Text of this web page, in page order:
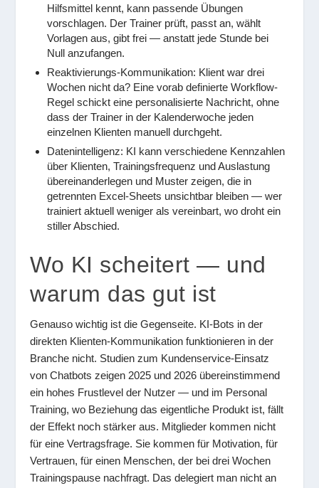
Hilfsmittel kennt, kann passende Übungen
vorschlagen. Der Trainer prüft, passt an, wählt
Vorlagen aus, gibt frei — anstatt jede Stunde bei
Null anzufangen.
Reaktivierungs-Kommunikation: Klient war drei
Wochen nicht da? Eine vorab definierte Workflow-
Regel schickt eine personalisierte Nachricht, ohne
dass der Trainer in der Kalenderwoche jeden
einzelnen Klienten manuell durchgeht.
Datenintelligenz: KI kann verschiedene Kennzahlen
über Klienten, Trainingsfrequenz und Auslastung
übereinanderlegen und Muster zeigen, die in
getrennten Excel-Sheets unsichtbar bleiben — wer
trainiert aktuell weniger als vereinbart, wo droht ein
stiller Abschied.
Wo KI scheitert — und
warum das gut ist
Genauso wichtig ist die Gegenseite. KI-Bots in der
direkten Klienten-Kommunikation funktionieren in der
Branche nicht. Studien zum Kundenservice-Einsatz
von Chatbots zeigen 2025 und 2026 übereinstimmend
ein hohes Frustlevel der Nutzer — und im Personal
Training, wo Beziehung das eigentliche Produkt ist, fällt
der Effekt noch stärker aus. Mitglieder kommen nicht
für eine Vertragsfrage. Sie kommen für Motivation, für
Vertrauen, für einen Menschen, der bei drei Wochen
Trainingspause nachfragt. Das delegiert man nicht an